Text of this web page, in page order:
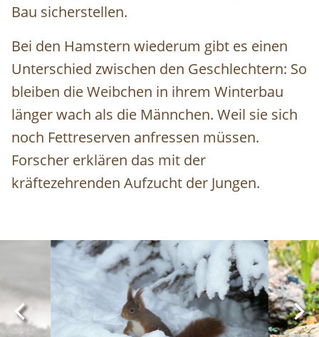
Bau sicherstellen.
Bei den Hamstern wiederum gibt es einen
Unterschied zwischen den Geschlechtern: So
bleiben die Weibchen in ihrem Winterbau
länger wach als die Männchen. Weil sie sich
noch Fettreserven anfressen müssen.
Forscher erklären das mit der
kräftezehrenden Aufzucht der Jungen.
Image Image